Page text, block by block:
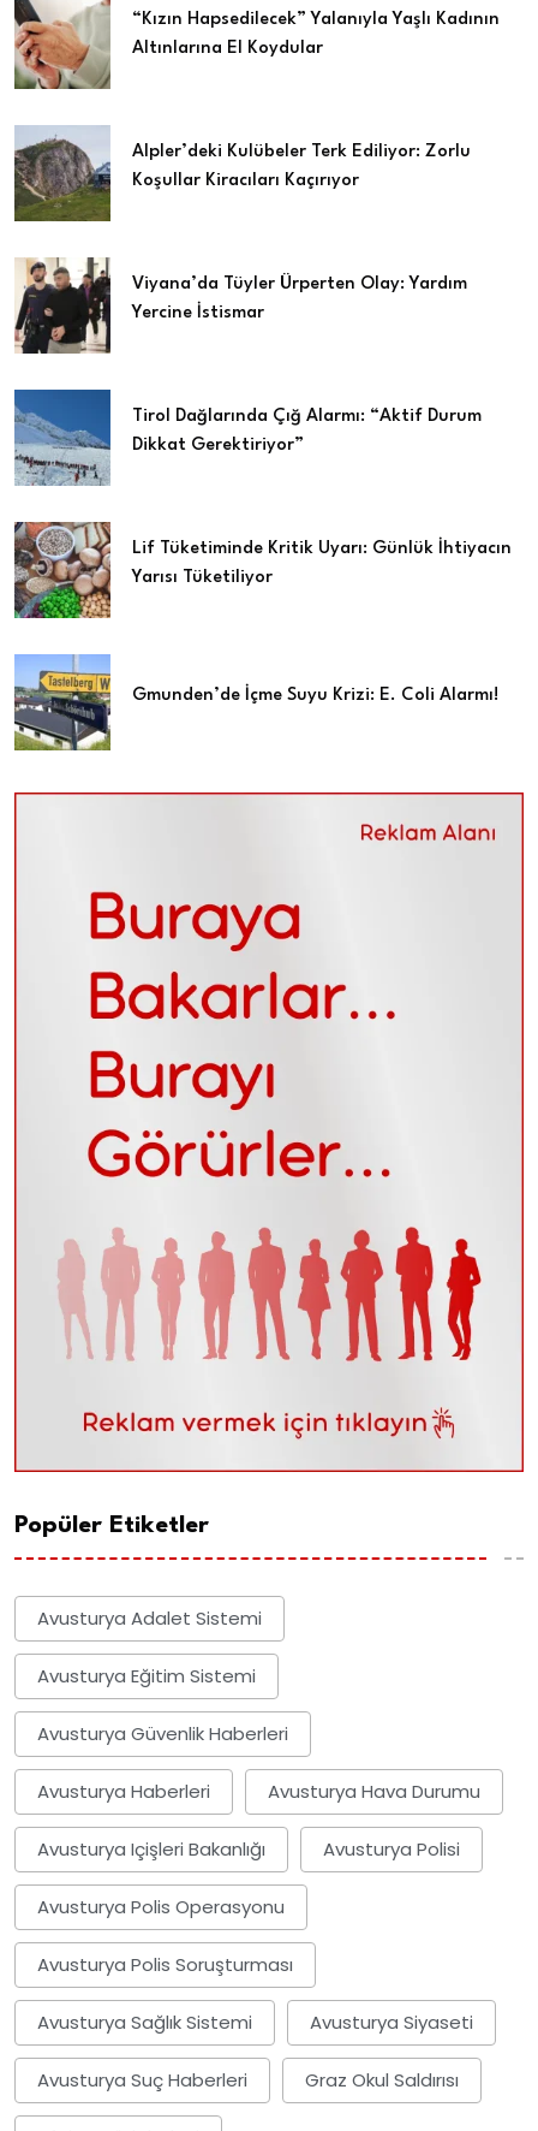
“Kızın Hapsedilecek” Yalanıyla Yaşlı Kadının
Altınlarına El Koydular
Alpler’deki Kulübeler Terk Ediliyor: Zorlu
Koşullar Kiracıları Kaçırıyor
Viyana’da Tüyler Ürperten Olay: Yardım
Yercine İstismar
Tirol Dağlarında Çığ Alarmı: “Aktif Durum
Dikkat Gerektiriyor”
Lif Tüketiminde Kritik Uyarı: Günlük İhtiyacın
Yarısı Tüketiliyor
Gmunden’de İçme Suyu Krizi: E. Coli Alarmı!
Popüler Etiketler
Avusturya Adalet Sistemi
Avusturya Eğitim Sistemi
Avusturya Güvenlik Haberleri
Avusturya Haberleri Avusturya Hava Durumu
Avusturya Içişleri Bakanlığı Avusturya Polisi
Avusturya Polis Operasyonu
Avusturya Polis Soruşturması
Avusturya Sağlık Sistemi Avusturya Siyaseti
Avusturya Suç Haberleri Graz Okul Saldırısı